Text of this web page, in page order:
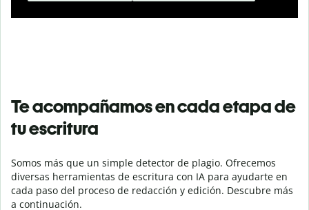
Te acompañamos en cada etapa de
tu escritura
Somos más que un simple detector de plagio. Ofrecemos
diversas herramientas de escritura con IA para ayudarte en
cada paso del proceso de redacción y edición. Descubre más
a continuación.